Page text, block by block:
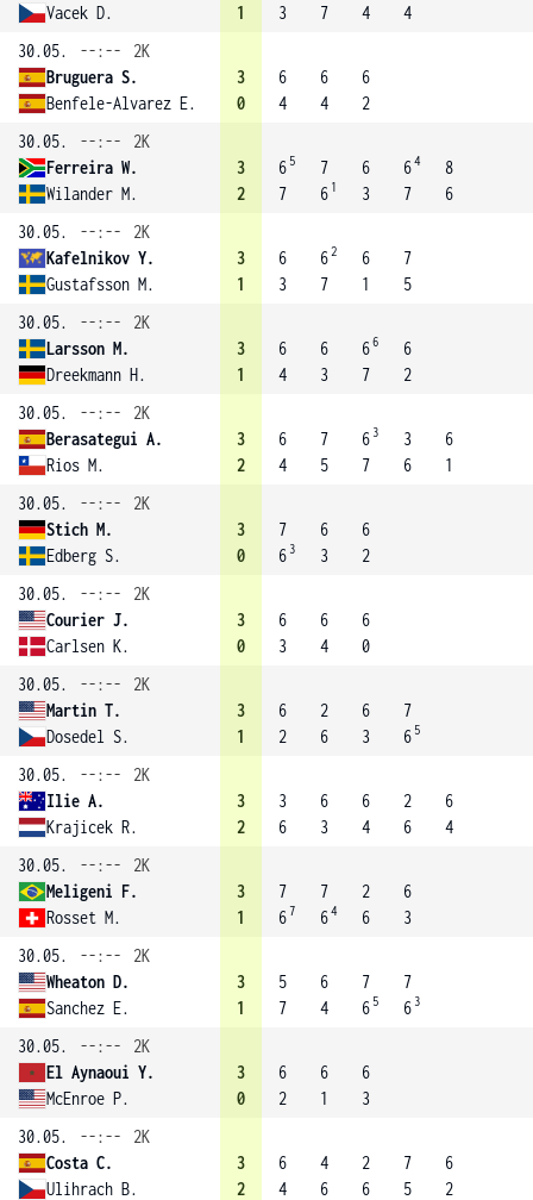
Vacek D. 1 3 7 4
4
30.05.
--:--
2K
Bruguera S.
Benfele-Alvarez E.
3
0
6
4
6
4
6
2
30.05.
--:--
2K
Ferreira W.
Wilander M.
3
2
6 5
7
7
6 1
6
3
64
7
8
6
30.05.
--:--
2K
Kafelnikov Y.
Gustafsson M.
3
1
6
3
62
7
6
1
7
5
30.05.
--:--
2K
Larsson M.
Dreekmann H.
3
1
6
4
6
3
66
7
6
2
30.05.
--:--
2K
Berasategui A.
Rios M.
3
2
6
4
7
5
6 3
7
3
6
6
1
30.05.
--:--
2K
Stich M.
Edberg S.
3
0
7
6 3
6
3
6
2
30.05.
--:--
2K
Courier J.
Carlsen K.
3
0
6
3
6
4
6
0
30.05.
--:--
2K
Martin T.
Dosedel S.
3
1
6
2
2
6
6
3
7
6 5
30.05. --:--
2K
Ilie A.
Krajicek R.
3
2
3
6
6
3
6
4
2
6
6
4
30.05.
--:--
2K
Meligeni F.
Rosset M.
3
1
7
67
7
64
2
6
6
3
30.05.
--:--
2K
Wheaton D.
Sanchez E.
3
1
5
7
6
4
7
6 5
7
6 3
30.05. --:--
2K
El Aynaoui Y.
McEnroe P.
3
0
6
2
6
1
6
3
30.05.
--:--
2K
Costa C.
Ulihrach B.
3
2
6
4
4
6
2
6
7
5
6
2